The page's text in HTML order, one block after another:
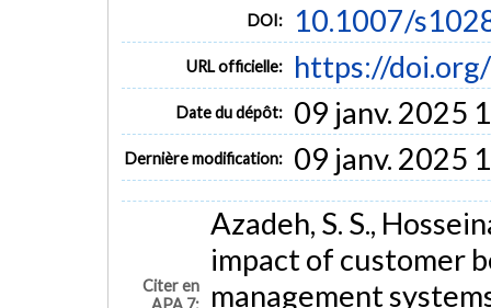
DOI: 10.1007/
URL officielle: https://
Date du dépôt: 09 janv. 2025
Dernière modification: 09 janv. 2025
Citer en
Azadeh, S. S.,
impact of customer
management